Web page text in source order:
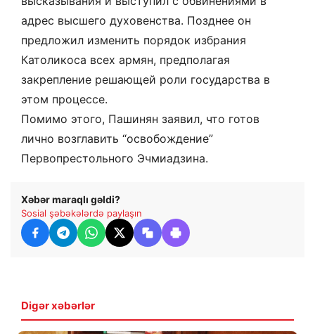
адрес высшего духовенства. Позднее он
предложил изменить порядок избрания
Католикоса всех армян, предполагая
закрепление решающей роли государства в
этом процессе.
Помимо этого, Пашинян заявил, что готов
лично возглавить “освобождение”
Первопрестольного Эчмиадзина.
Xəbər maraqlı gəldi?
Sosial şəbəkələrdə paylaşın
Digər xəbərlər